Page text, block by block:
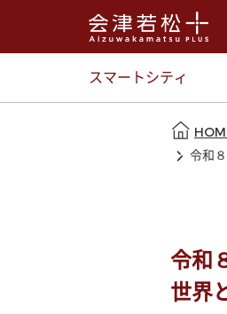
スマートシティ
令和
令和
世界